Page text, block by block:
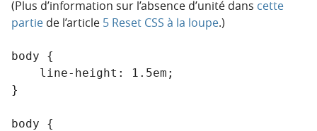
(Plus d’information sur l’absence d’unité dans cette
partie de l’article 5 Reset CSS à la loupe.)
body {
}
body {